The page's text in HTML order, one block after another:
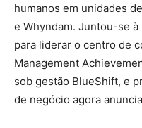
humanos em unidades
e Whyndam. Juntou-se
para liderar o centro de
Management
sob gestão BlueShift, e
de negócio agora